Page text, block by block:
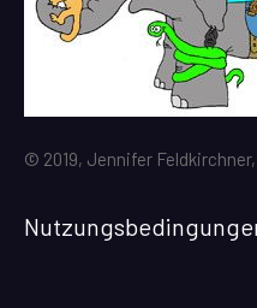
© 2019, Jennifer